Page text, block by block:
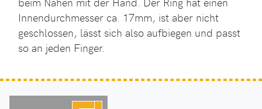
Innendurchmesser ca. 17mm, ist aber nicht
geschlossen, lässt sich also aufbiegen und passt
so an jeden Finger.